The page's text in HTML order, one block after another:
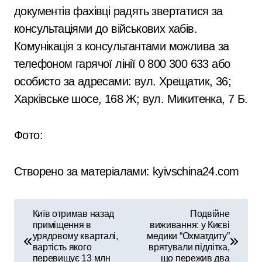
документів фахівці радять звертатися за
консультаціями до військових хабів.
Комунікація з консультантами можлива за
телефоном гарячої лінії 0 800 300 633 або
особисто за адресами: вул. Хрещатик, 36;
Харківське шосе, 168 Ж; вул. Микитенка, 7 Б.
Фото:
Створено за матеріалами: kyivschina24.com
Київ отримав назад
приміщення в
урядовому кварталі,
вартість якого
перевищує 13 млн
Подвійне
виживання: у Києві
медики “Охматдиту”
врятували підлітка,
що пережив два